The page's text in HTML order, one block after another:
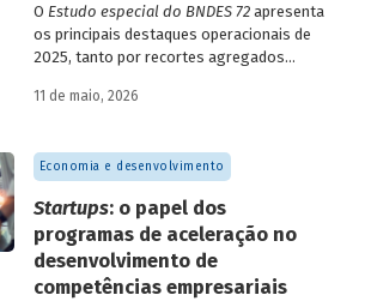
O Estudo especial do BNDES 72 apresenta
os principais destaques operacionais de
2025, tanto por recortes agregados
específicas do Banco.
11 de maio, 2026
Economia e desenvolvimento
Startups: o papel dos
programas de aceleração no
desenvolvimento de
competências empresariais